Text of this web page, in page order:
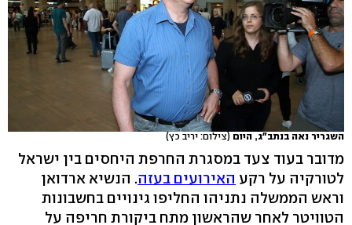
השגריר נאה בנתב"ג, היום (צילום: יריב כץ)
מדובר בעוד צעד במסגרת החרפת היחסים בין ישראל
לטורקיה על רקע האירועים בעזה. הנשיא ארדואן
וראש הממשלה נתניהו החליפו גינויים בחשבונות
הטוויטר לאחר שהראשון מתח ביקורת חריפה על